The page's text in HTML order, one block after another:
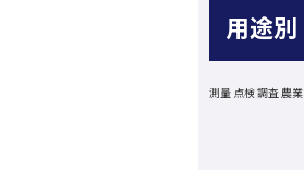
用途別
測量 点検調査農業